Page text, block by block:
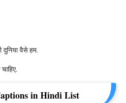
दुनिया वैसे हम.
in Hindi List